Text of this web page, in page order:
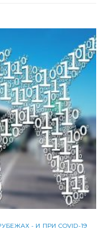
- И ПРИ COVID-19